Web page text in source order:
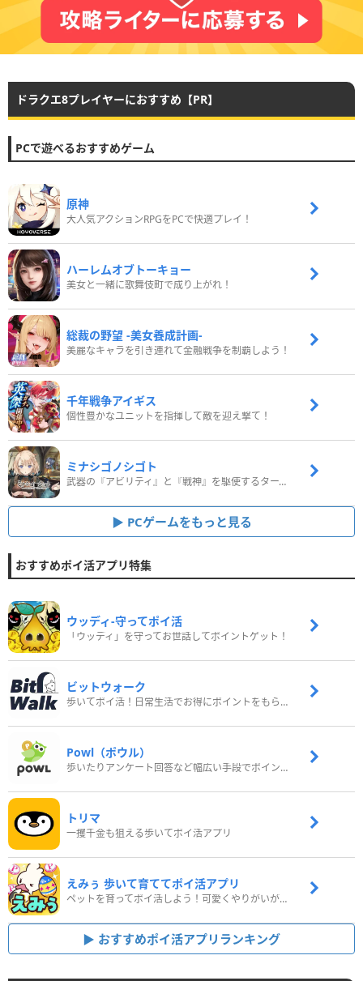
ドラクエ8プレイヤーにおすすめ【PR】
PCで遊べるおすすめゲーム
原神
大人気アクションRPGをPCで快適プレイ！
ハーレムオブトーキョー
美女と一緒に歌舞伎町で成り上がれ！
総裁の野望 -美女養成計画-
美麗なキャラを引き連れて金融戦争を制覇しよう！
千年戦争アイギス
個性豊かなユニットを指揮して敵を迎え撃て！
ミナシゴノシゴト
武器の『アビリティ』と『戦神』を駆使するターン制コマンドバトルRPG！
PCゲームをもっと見る
おすすめポイ活アプリ特集
ウッディ‐守ってポイ活
「ウッディ」を守ってお世話してポイントゲット！
ビットウォーク
歩いてポイ活！日常生活でお得にポイントをもらおう
Powl（ポウル）
歩いたりアンケート回答など幅広い手段でポイントをゲット
トリマ
一攫千金も狙える歩いてポイ活アプリ
えみぅ 歩いて育ててポイ活アプリ
ペットを育ってポイ活しよう！可愛くやりがいがある新感覚アプリ
おすすめポイ活アプリランキング